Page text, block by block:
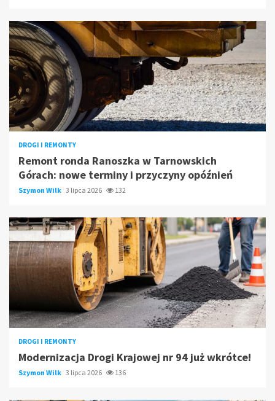
DROGI I REMONTY
Remont ronda Ranoszka w Tarnowskich
Górach: nowe terminy i przyczyny opóźnień
Szymon Wilk 3 lipca 2026 132
DROGI I REMONTY
Modernizacja Drogi Krajowej nr 94 już wkrótce!
Szymon Wilk 3 lipca 2026 136